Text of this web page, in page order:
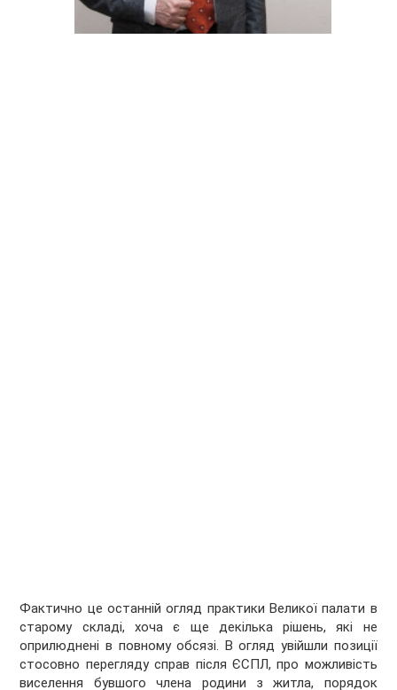
Фактично це останній огляд практики Великої палати в
старому складі, хоча є ще декілька рішень, які не
оприлюднені в повному обсязі. В огляд увійшли позиції
стосовно перегляду справ після ЄСПЛ, про можливість
виселення бувшого члена родини з житла, порядок